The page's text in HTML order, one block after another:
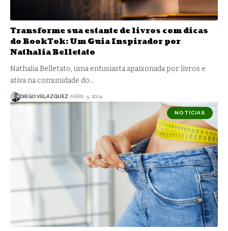
Transforme sua estante de livros com dicas
do BookTok: Um Guia Inspirador por
Nathalia Belletato
Nathalia Belletato, uma entusiasta apaixonada por livros e
ativa na comunidade do…
DIEGO VELÁZQUEZ ABRIL 5, 2024
NOTÍCIAS